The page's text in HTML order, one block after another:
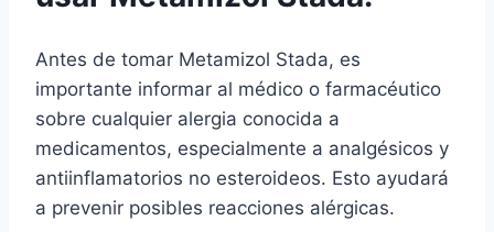
Antes de tomar Metamizol Stada, es
importante informar al médico o farmacéutico
sobre cualquier alergia conocida a
medicamentos, especialmente a analgésicos y
antiinflamatorios no esteroideos. Esto ayudará
a prevenir posibles reacciones alérgicas.